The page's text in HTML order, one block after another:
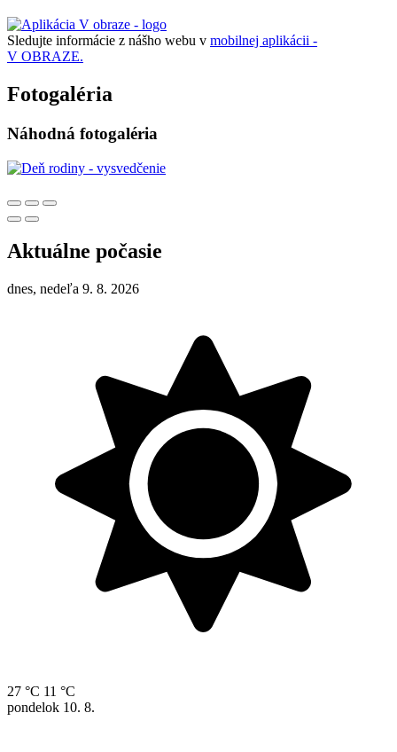
Sledujte informácie z nášho webu v mobilnej aplikácii -
V OBRAZE.
Fotogaléria
Náhodná fotogaléria
Aktuálne počasie
dnes, nedeľa 9. 8. 2026
27 °C 11 °C
pondelok 10. 8.